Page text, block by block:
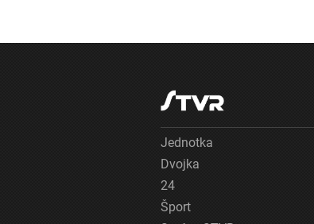
Jednotka
Dvojka
24
Šport